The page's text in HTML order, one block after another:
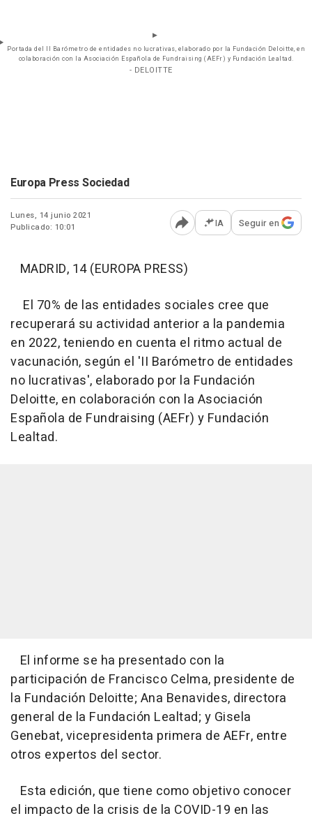
Portada del II Barómetro de entidades no lucrativas, elaborado por la Fundación Deloitte, en
colaboración con la Asociación Española de Fundraising (AEFr) y Fundación Lealtad.
- DELOITTE
Europa Press Sociedad
Lunes, 14 junio 2021
Publicado: 10:01
Abrir opciones para
IA Seguir en
MADRID, 14 (EUROPA PRESS)
El 70% de las entidades sociales cree que
recuperará su actividad anterior a la pandemia
en 2022, teniendo en cuenta el ritmo actual de
vacunación, según el 'II Barómetro de entidades
no lucrativas', elaborado por la Fundación
Deloitte, en colaboración con la Asociación
Española de Fundraising (AEFr) y Fundación
Lealtad.
El informe se ha presentado con la
participación de Francisco Celma, presidente de
la Fundación Deloitte; Ana Benavides, directora
general de la Fundación Lealtad; y Gisela
Genebat, vicepresidenta primera de AEFr, entre
otros expertos del sector.
Esta edición, que tiene como objetivo conocer
el impacto de la crisis de la COVID-19 en las